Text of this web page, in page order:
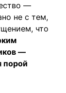
—
не с тем,
что
—
порой